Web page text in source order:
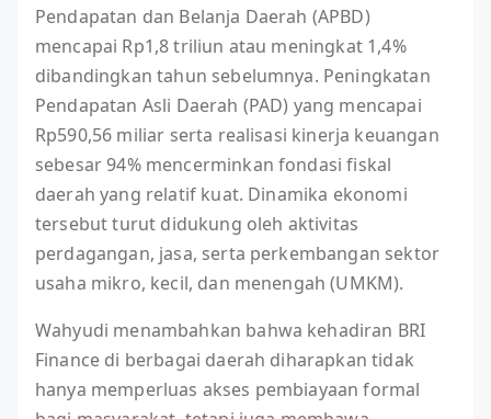
Pendapatan dan Belanja Daerah (APBD)
mencapai Rp1,8 triliun atau meningkat 1,4%
dibandingkan tahun sebelumnya. Peningkatan
Pendapatan Asli Daerah (PAD) yang mencapai
Rp590,56 miliar serta realisasi kinerja keuangan
sebesar 94% mencerminkan fondasi fiskal
daerah yang relatif kuat. Dinamika ekonomi
tersebut turut didukung oleh aktivitas
perdagangan, jasa, serta perkembangan sektor
usaha mikro, kecil, dan menengah (UMKM).
Wahyudi menambahkan bahwa kehadiran BRI
Finance di berbagai daerah diharapkan tidak
hanya memperluas akses pembiayaan formal